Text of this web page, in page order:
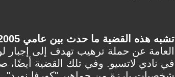
تشبه هذه القضية ما حدث بين عامي 2005 و2006
العامة عن حملة ترهيب تهدف إلى إجبار
في نادي لاتسيو. وفي تلك القضية